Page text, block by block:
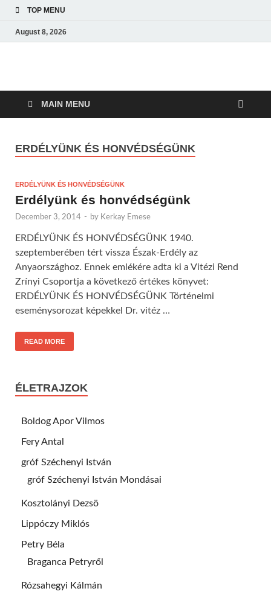
TOP MENU
August 8, 2026
Amerikai Magyar
Múzeum
MAIN MENU
ERDÉLYÜNK ÉS HONVÉDSÉGÜNK
ERDÉLYÜNK ÉS HONVÉDSÉGÜNK
Erdélyünk és honvédségünk
December 3, 2014 - by Kerkay Emese
ERDÉLYÜNK ÉS HONVÉDSÉGÜNK 1940.
szeptemberében tért vissza Észak-Erdély az
Anyaországhoz. Ennek emlékére adta ki a Vitézi Rend
Zrínyi Csoportja a következő értékes könyvet:
ERDÉLYÜNK ÉS HONVÉDSÉGÜNK Történelmi
eseménysorozat képekkel Dr. vitéz …
READ MORE
ÉLETRAJZOK
Boldog Apor Vilmos
Fery Antal
gróf Széchenyi István
gróf Széchenyi István Mondásai
Kosztolányi Dezsö
Lippóczy Miklós
Petry Béla
Braganca Petryről
Rózsahegyi Kálmán